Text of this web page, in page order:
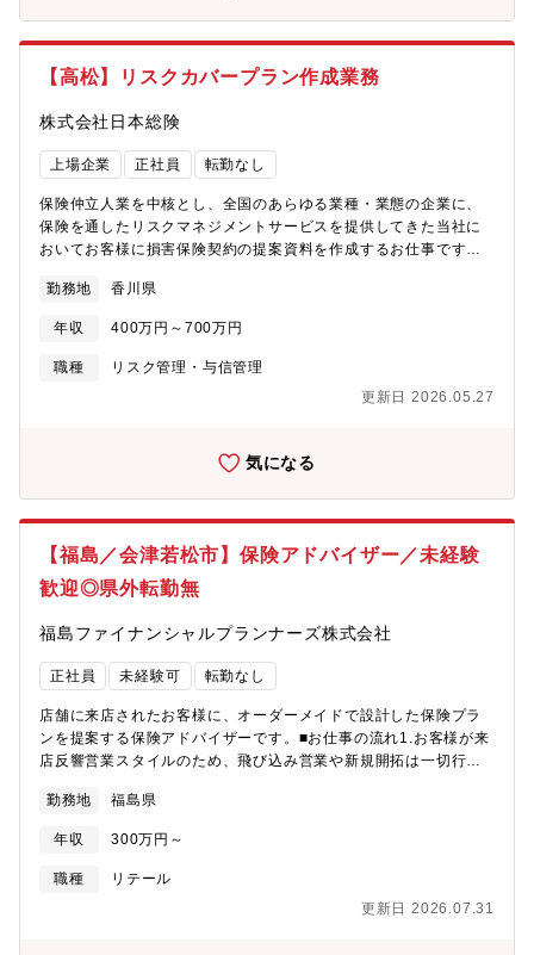
ィブ400万＝1,396万※インセンティブは粗利額に還元率（～最大
30％）を乗じて変動。※還元率は粗利額に比例して向上。※上記
の年収モデルは、還元率15％～20％を想定。【勤務時間】10：
00～19：00※お客様との商談スケジュールにより前後調整は勿論
可能です。【会社概要】「投資用不動産に集中したい」「居住用
仲介に専念したい」「両方を手掛けたい」――当社ならいずれも
可能です。独自のビジネスモデルで高収益を実現し、お客様満足
と従業員満足の向上に取り組んできました。商談から成約まで
20％超と、業界水準を大きく上回る実績があります。グループ会
社「ほけんのぜんぶ」では毎月全国で2,000～3,000件の子育て世
代向けFP相談を実施。その中から「資産運用の一環として投資用
る」といったニーズが月50件以上寄せられ、当社（おうちのぜん
全体で800名以上（2025年4月時点）が在籍。配属先は 30代、40
代が中心のメンバーとなります。実需のみならず投資用のメンバ
の株式会社ほけんのぜんぶは『ホワイト企業認定』を受けてお
リのついたワーキングスタイルを奨励する風土です。【今後の展
望】グループの保険事業では、今年度100名以上のFP採用を予定
しており、不動産ニーズのトスアップも現在の2倍以上を見込んで
います。プレイヤーとして個人の業績を追う、プレイングマネー
ジャー（営業部長候補）として個人の業績＋チームをけん引する
など、キャリアプランはご自身で選択が可能です。
【高松】リスクカバープラン作成業務
株式会社日本総険
上場企業 正社員 転勤なし
保険仲立人業を中核とし、全国のあらゆる業種・業態の企業に、
保険を通したリスクマネジメントサービスを提供してきた当社に
おいてお客様に損害保険契約の提案資料を作成するお仕事です。■
だきます。法人のお客様に合ったリスクカバープランの作成と保
険会社への見積り依頼及び交渉が主な業務です。※営業職ではな
く、オフィスワークとなります。※原則、転居を伴う転勤はあり
ません
勤務地 香川県
年収 400万円～700万円
職種
リスク管理・与信管理
更新日 2026.05.27
気になる
【福島／会津若松市】保険アドバイザー／未経験
歓迎◎県外転勤無
福島ファイナンシャルプランナーズ株式会社
正社員 未経験可 転勤なし
店舗に来店されたお客様に、オーダーメイドで設計した保険プラ
ンを提案する保険アドバイザーです。■お仕事の流れ1.お客様が来
店反響営業スタイルのため、飛び込み営業や新規開拓は一切行い
ズを詳しくお伺いします。▼3.保険商品の提案最適な保険商品を
提案し、その特徴やメリットを分かりやすく説明します。▼4.ア
フターフォロー■教育研修制度店長＆先輩が徹底的にバックアップ
いたします。お客様への接客に必ず同席し、手厚くサポートして
改正などの知識を常にアップデートできる機会がしっかりと設け
勤務地 福島県
年収 300万円～
職種
リテール
更新日 2026.07.31